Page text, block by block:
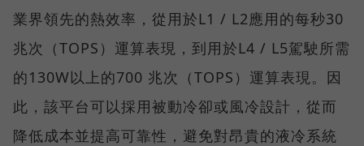
業界領先的熱效率，從用於L1 / L2應用的每秒30
兆次（TOPS）運算表現，到用於L4 / L5駕駛所需
的130W以上的700 兆次（TOPS）運算表現。因
此，該平台可以採用被動冷卻或風冷設計，從而
降低成本並提高可靠性，避免對昂貴的液冷系統